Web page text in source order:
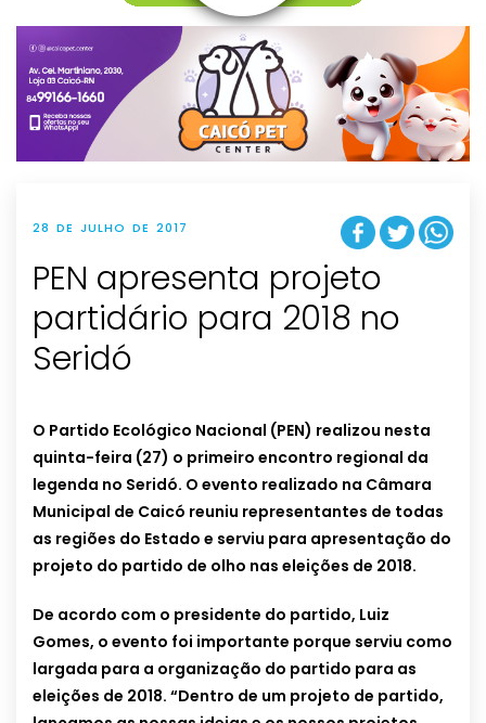
v
g
t
i
o
n
28 DE JULHO DE 2017
PEN apresenta projeto
partidário para 2018 no
Seridó
O Partido Ecológico Nacional (PEN) realizou nesta
quinta-feira (27) o primeiro encontro regional da
legenda no Seridó. O evento realizado na Câmara
Municipal de Caicó reuniu representantes de todas
as regiões do Estado e serviu para apresentação do
projeto do partido de olho nas eleições de 2018.
De acordo com o presidente do partido, Luiz
Gomes, o evento foi importante porque serviu como
largada para a organização do partido para as
eleições de 2018. “Dentro de um projeto de partido,